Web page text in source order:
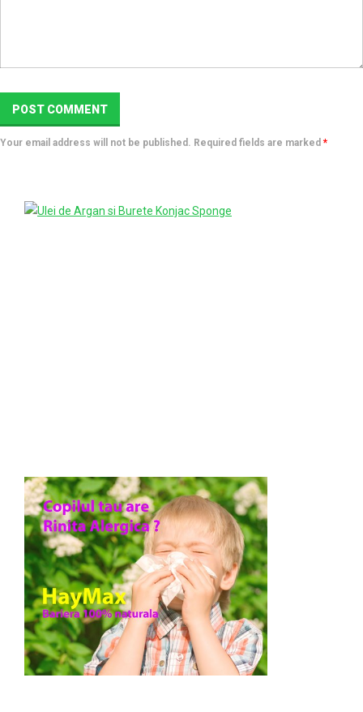
Your email address will not be published. Required fields are marked *